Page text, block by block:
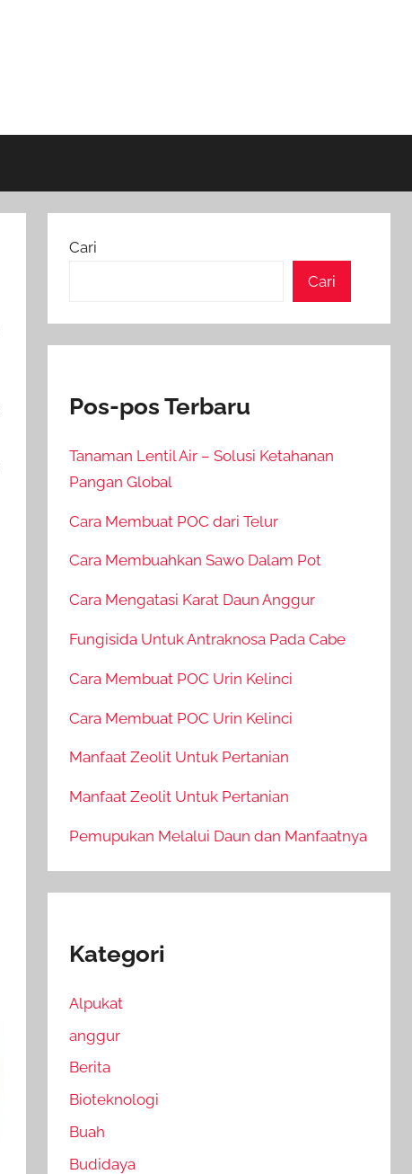
Cari
Cari
Pos-pos Terbaru
Tanaman Lentil Air – Solusi Ketahanan
Pangan Global
Cara Membuat POC dari Telur
Cara Membuahkan Sawo Dalam Pot
Cara Mengatasi Karat Daun Anggur
Fungisida Untuk Antraknosa Pada Cabe
Cara Membuat POC Urin Kelinci
Cara Membuat POC Urin Kelinci
Manfaat Zeolit Untuk Pertanian
Manfaat Zeolit Untuk Pertanian
Pemupukan Melalui Daun dan Manfaatnya
Kategori
Alpukat
anggur
Berita
Bioteknologi
Buah
Budidaya